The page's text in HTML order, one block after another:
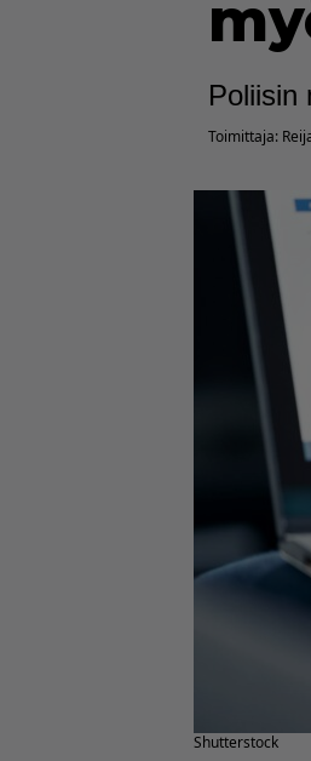
Poliisin
Toimittaja:
Shutterstock